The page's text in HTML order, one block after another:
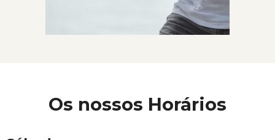
Os nossos Horários